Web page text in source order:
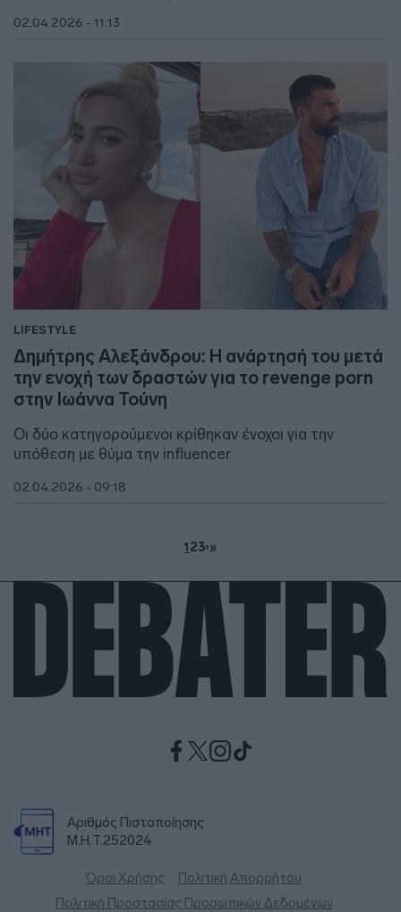
02.04.2026 - 11:13
LIFESTYLE
Δημήτρης Αλεξάνδρου: Η ανάρτησή του μετά
την ενοχή των δραστών για το revenge porn
στην Ιωάννα Τούνη
Οι δύο κατηγορούμενοι κρίθηκαν ένοχοι για την
υπόθεση με θύμα την influencer
02.04.2026 - 09:18
123›»
Αριθμός Πιστοποίησης
Μ.Η.Τ.252024
Όροι Χρήσης
Πολιτική Απορρήτου
Πολιτική Προστασίας Προσωπικών Δεδομένων